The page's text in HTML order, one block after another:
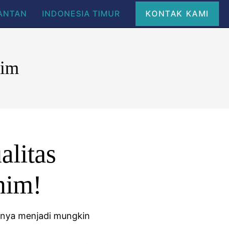
INDONESIA TIMUR KONTAK KAMI
menjadi mungkin